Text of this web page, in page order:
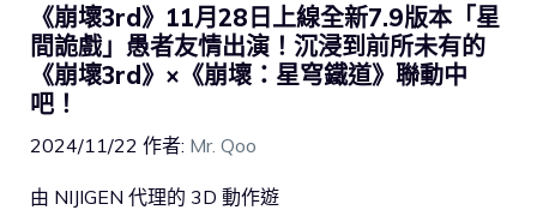
《崩壞3rd》11月28日上線全新7.9版本「星
間詭戲」愚者友情出演！沉浸到前所未有的
《崩壞3rd》×《崩壞：星穹鐵道》聯動中
吧！
2024/11/22 作者: Mr. Qoo
由 NIJIGEN 代理的 3D 動作遊